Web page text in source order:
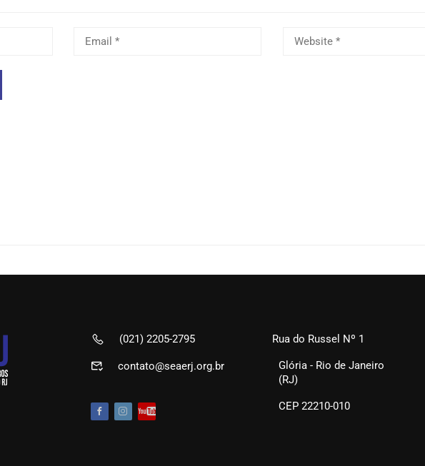
(021) 2205-2795
contato@seaerj.org.br
Rua do Russel Nº 1
Glória - Rio de Janeiro
(RJ)
CEP 22210-010